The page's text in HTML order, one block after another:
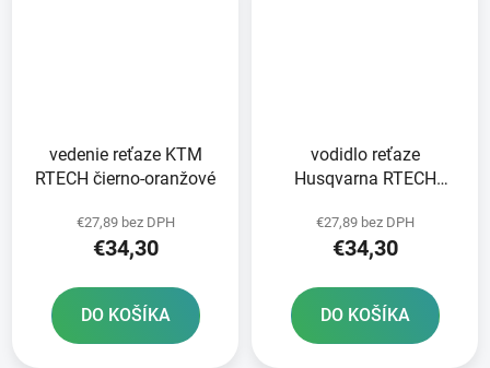
vedenie reťaze KTM
RTECH čierno-oranžové
€27,89 bez DPH
€34,30
DO KOŠÍKA
vodidlo reťaze
Husqvarna RTECH
€27,89 bez DPH
€34,30
DO KOŠÍKA